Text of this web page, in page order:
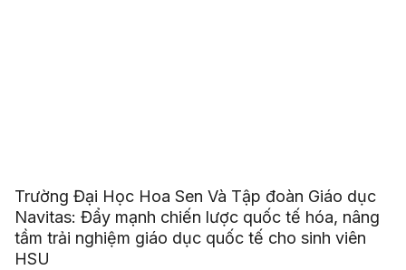
Trường Đại Học Hoa Sen Và Tập đoàn Giáo dục
Navitas: Đẩy mạnh chiến lược quốc tế hóa, nâng
tầm trải nghiệm giáo dục quốc tế cho sinh viên
HSU